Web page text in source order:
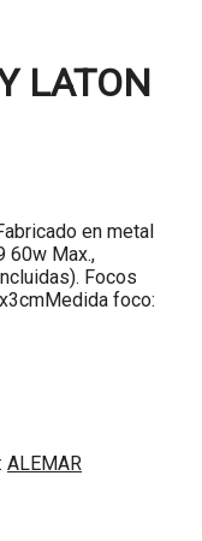
LATON
en metal
60w Max.,
Focos
foco:
ALEMAR